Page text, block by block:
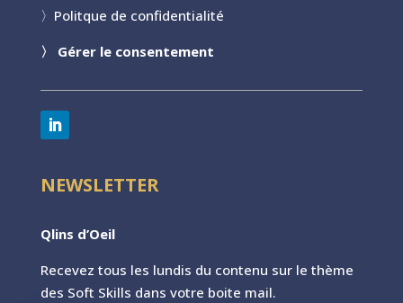
〉 Politque de confidentialité
〉 Gérer le consentement
NEWSLETTER
Qlins d’Oeil
Recevez tous les lundis du contenu sur le thème
des Soft Skills dans votre boite mail.